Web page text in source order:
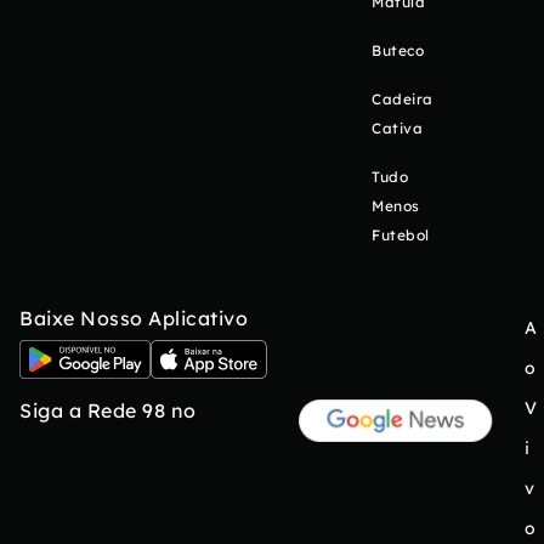
Buteco
Cadeira
Cativa
Tudo
Menos
Futebol
Baixe Nosso Aplicativo
Siga a Rede 98 no
A
o
V
i
v
o